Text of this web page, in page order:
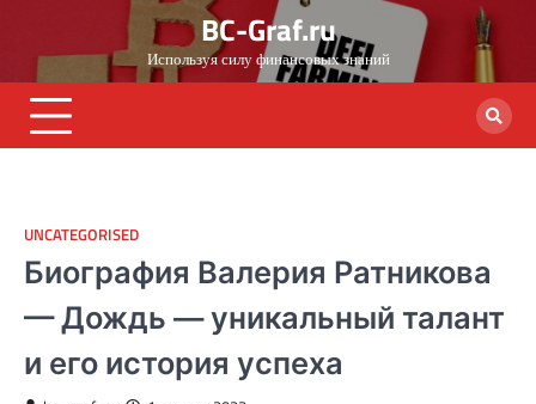
content
BC-Graf.ru
Используя силу финансовых знаний
UNCATEGORISED
Биография Валерия Ратникова
— Дождь — уникальный талант
и его история успеха